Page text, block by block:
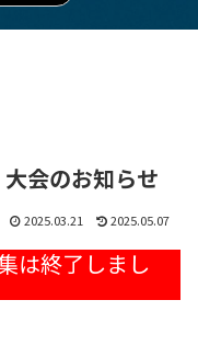
大会のお知らせ
2025.03.21 2025.05.07